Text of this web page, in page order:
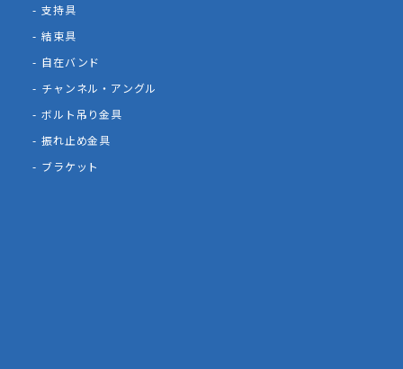
支持具
結束具
自在バンド
チャンネル・アングル
ボルト吊り金具
振れ止め金具
ブラケット